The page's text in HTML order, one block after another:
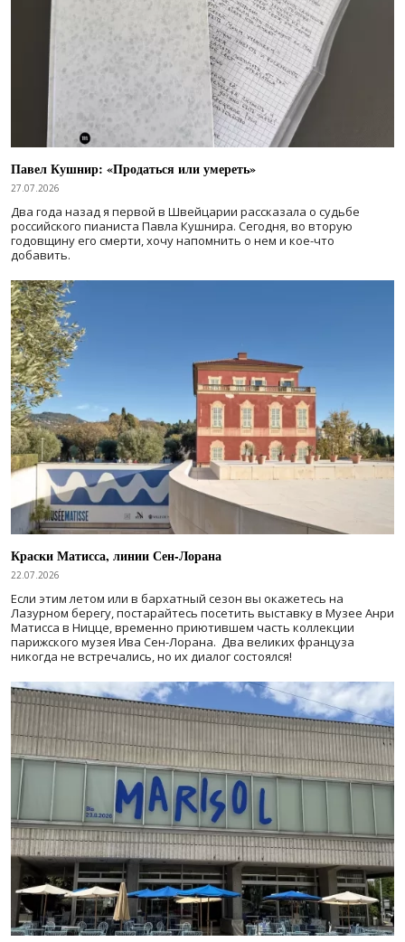
Павел Кушнир: «Продаться или умереть»
27.07.2026
Два года назад я первой в Швейцарии рассказала о судьбе
российского пианиста Павла Кушнира. Сегодня, во вторую
годовщину его смерти, хочу напомнить о нем и кое-что
добавить.
Краски Матисса, линии Сен-Лорана
22.07.2026
Если этим летом или в бархатный сезон вы окажетесь на
Лазурном берегу, постарайтесь посетить выставку в Музее Анри
Матисса в Ницце, временно приютившем часть коллекции
парижского музея Ива Сен-Лорана. Два великих француза
никогда не встречались, но их диалог состоялся!